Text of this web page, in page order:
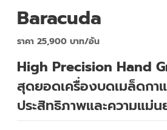
Baracuda
ราคา 25,900 บาท/อัน
High Precision Hand
สุดยอดเครื่องบดเมล็ดกา
ประสิทธิภาพและความแม่น